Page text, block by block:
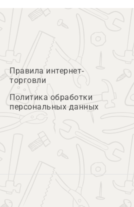
Правила интернет-
торговли
Политика обработки
персональных данных